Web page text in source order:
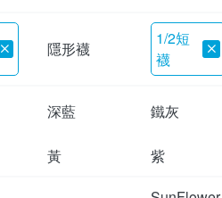
隱形襪
1/2短
襪
深藍 鐵灰
黃 紫